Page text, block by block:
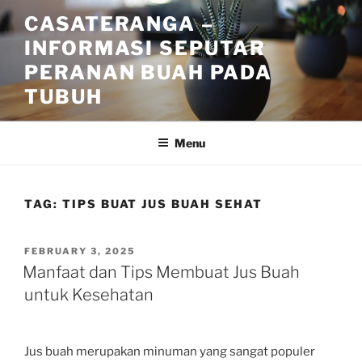
Skip
to
content
CASATERANGA –
INFORMASI SEPUTAR
PERANAN BUAH PADA
TUBUH
Menu
TAG: TIPS BUAT JUS BUAH SEHAT
POSTED
ON
FEBRUARY 3, 2025
Manfaat dan Tips Membuat Jus Buah
untuk Kesehatan
Jus buah merupakan minuman yang sangat populer